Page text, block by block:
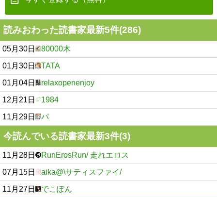
読みおわった読書家最新5件(286)
05月30日 80000木
01月30日 TATA
01月04日 relaxopenenjoy
12月21日 1984
11月29日 パ
今読んでいる読書家最新3件(3)
11月28日 RunErosRun/ 走れエロス
07月15日 aika@\サティスファイ/
11月27日 でこぽん